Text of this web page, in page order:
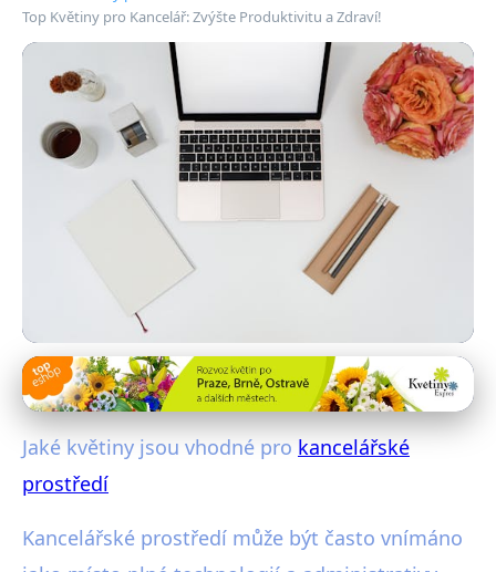
Top Květiny pro Kancelář: Zvýšte Produktivitu a Zdraví!
Rostliny pro kancelář
Top Květiny pro Kancelář: Zvýšte
Produktivitu a Zdraví!
Jaké květiny jsou vhodné pro kancelářské
prostředí
Kancelářské prostředí může být často vnímáno